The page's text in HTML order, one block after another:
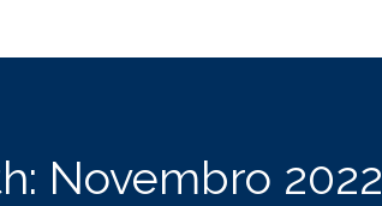
Novembro 2022